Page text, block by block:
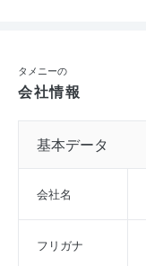
タメニーの
会社情報
基本データ
会社名
フリガナ